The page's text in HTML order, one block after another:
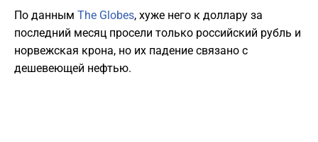
По данным The Globes, хуже него к доллару за
последний месяц просели только российский рубль и
норвежская крона, но их падение связано с
дешевеющей нефтью.